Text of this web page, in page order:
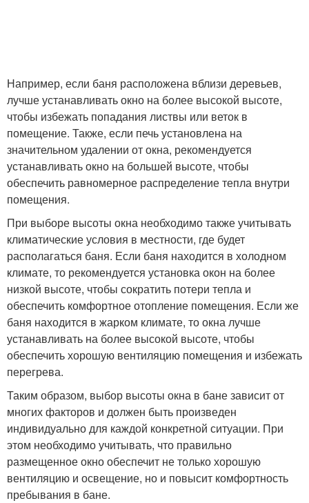
Например, если баня расположена вблизи деревьев,
лучше устанавливать окно на более высокой высоте,
чтобы избежать попадания листвы или веток в
помещение. Также, если печь установлена на
значительном удалении от окна, рекомендуется
устанавливать окно на большей высоте, чтобы
обеспечить равномерное распределение тепла внутри
помещения.
При выборе высоты окна необходимо также учитывать
климатические условия в местности, где будет
располагаться баня. Если баня находится в холодном
климате, то рекомендуется установка окон на более
низкой высоте, чтобы сократить потери тепла и
обеспечить комфортное отопление помещения. Если же
баня находится в жарком климате, то окна лучше
устанавливать на более высокой высоте, чтобы
обеспечить хорошую вентиляцию помещения и избежать
перегрева.
Таким образом, выбор высоты окна в бане зависит от
многих факторов и должен быть произведен
индивидуально для каждой конкретной ситуации. При
этом необходимо учитывать, что правильно
размещенное окно обеспечит не только хорошую
вентиляцию и освещение, но и повысит комфортность
пребывания в бане.